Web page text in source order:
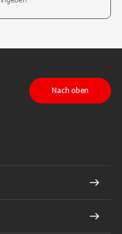
auf LinkedIn
Nach oben